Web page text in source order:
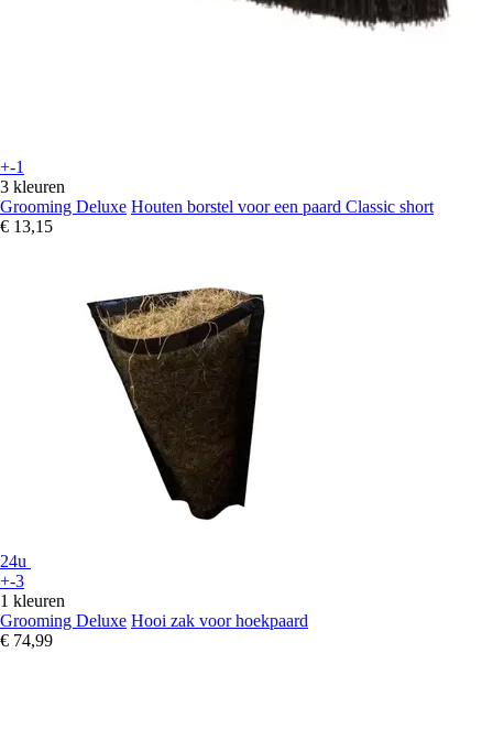
+-1
3 kleuren
Grooming Deluxe Houten borstel voor een paard Classic short
€ 13,15
24u
+-3
1 kleuren
Grooming Deluxe Hooi zak voor hoekpaard
€ 74,99